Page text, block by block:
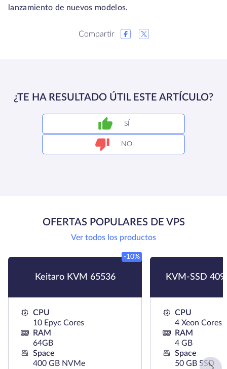
lanzamiento de nuevos modelos.
Compartir
¿TE HA RESULTADO ÚTIL ESTE ARTÍCULO?
SÍ
NO
OFERTAS POPULARES DE VPS
Ver todos los productos
Keitaro KVM 65536
-10%
CPU
10 Epyc Cores
RAM
64GB
Space
400 GB NVMe
KVM-SSD
CPU
4 Xeon Cores
RAM
4 GB
Space
50 GB SSD